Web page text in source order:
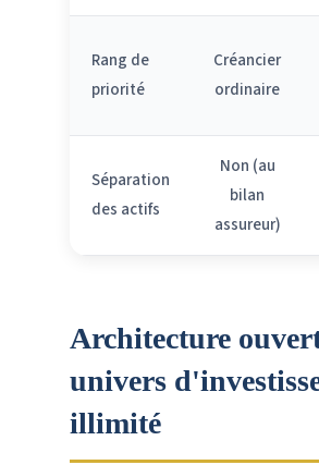
Rang de
priorité
Créancier
ordinaire
Séparation
des actifs
Non (au
bilan
assureur)
Architecture
univers
illimité